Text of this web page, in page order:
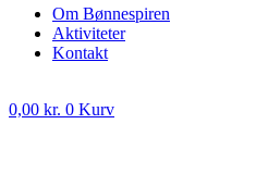
Om Bønnespiren
Aktiviteter
Kontakt
0,00 kr. 0 Kurv